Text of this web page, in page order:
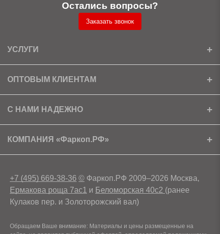
Остались вопросы?
Заказать звонок
УСЛУГИ
Установка
Доставка
ОПТОВЫМ КЛИЕНТАМ
Ищем партнеров
Скачать прайс
С НАМИ НАДЕЖНО
Сертификаты
Условия возврата
КОМПАНИЯ «Фаркоп.РФ»
+7 (495) 669-38-36 © Фаркоп.РФ 2009–2026 Москва,
Ермакова роща 7ас1 и Беломорская 40с2 (ранее
Кулаков пер. и Золоторожский вал)
Обращаем Ваше внимание: Материалы и цены размещенные на